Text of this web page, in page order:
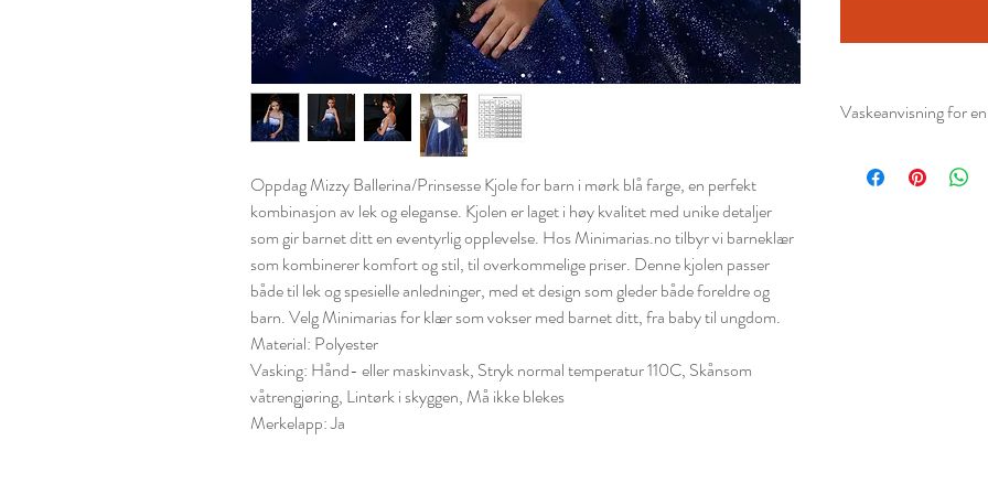
Oppdag Mizzy Ballerina/Prinsesse Kjole for barn i mørk blå farge, en perfekt
kombinasjon av lek og eleganse. Kjolen er laget i høy kvalitet med unike detaljer
som gir barnet ditt en eventyrlig opplevelse. Hos Minimarias.no tilbyr vi barneklær
som kombinerer komfort og stil, til overkommelige priser. Denne kjolen passer
både til lek og spesielle anledninger, med et design som gleder både foreldre og
barn. Velg Minimarias for klær som vokser med barnet ditt, fra baby til ungdom.
Material: Polyester
Vasking: Hånd- eller maskinvask, Stryk normal temperatur 110C, Skånsom
våtrengjøring, Lintørk i skyggen, Må ikke blekes
Merkelapp: Ja
Vaskeanvisning for
Vask på30 °C